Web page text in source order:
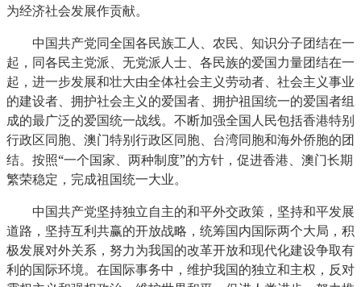
为经济社会发展作贡献。
中国共产党同全国各民族工人、农民、知识分子团结在一
起，同各民主党派、无党派人士、各民族的爱国力量团结在一
起，进一步发展和壮大由全体社会主义劳动者、社会主义事业
的建设者、拥护社会主义的爱国者、拥护祖国统一的爱国者组
成的最广泛的爱国统一战线。不断加强全国人民包括香港特别
行政区同胞、澳门特别行政区同胞、台湾同胞和海外侨胞的团
结。按照“一个国家、两种制度”的方针，促进香港、澳门长期
繁荣稳定，完成祖国统一大业。
中国共产党坚持独立自主的和平外交政策，坚持和平发展
道路，坚持互利共赢的开放战略，统筹国内国际两个大局，积
极发展对外关系，努力为我国的改革开放和现代化建设争取有
利的国际环境。在国际事务中，维护我国的独立和主权，反对